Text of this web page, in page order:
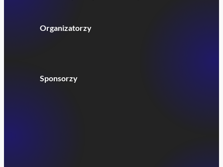
Organizatorzy
Sponsorzy